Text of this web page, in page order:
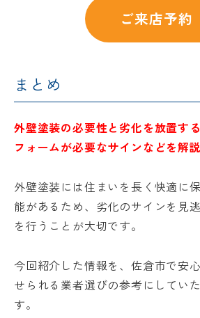
ご来店予約
まとめ
外壁塗装の必要性と劣化を放置す
フォームが必要なサインなどを解
外壁塗装には住まいを長く快適に
能があるため、劣化のサインを見
を行うことが大切です。
今回紹介した情報を、佐倉市で安
せられる業者選びの参考にしてい
す。